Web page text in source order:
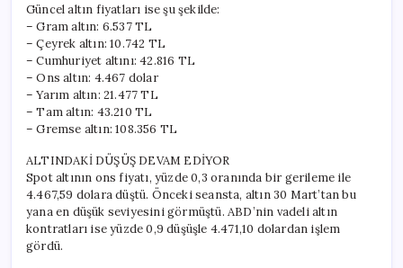
Güncel altın fiyatları ise şu şekilde:
– Gram altın: 6.537 TL
– Çeyrek altın: 10.742 TL
– Cumhuriyet altını: 42.816 TL
– Ons altın: 4.467 dolar
– Yarım altın: 21.477 TL
– Tam altın: 43.210 TL
– Gremse altın: 108.356 TL
ALTINDAKİ DÜŞÜŞ DEVAM EDİYOR
Spot altının ons fiyatı, yüzde 0,3 oranında bir gerileme ile
4.467,59 dolara düştü. Önceki seansta, altın 30 Mart’tan bu
yana en düşük seviyesini görmüştü. ABD’nin vadeli altın
kontratları ise yüzde 0,9 düşüşle 4.471,10 dolardan işlem
gördü.